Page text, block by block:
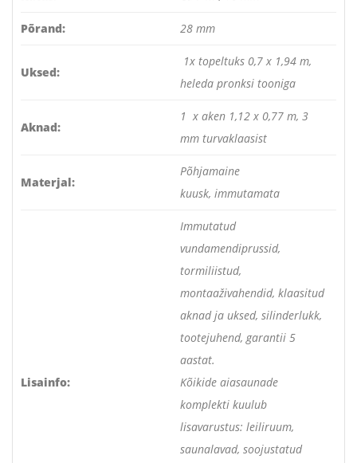
Põrand: 28 mm
Uksed:
1x topeltuks 0,7 x 1,94 m,
heleda pronksi tooniga
Aknad:
1 x aken 1,12 x 0,77 m, 3
mm turvaklaasist
Materjal:
Põhjamaine
kuusk, immutamata
Lisainfo:
Immutatud
vundamendiprussid,
tormiliistud,
montaaživahendid, klaasitud
aknad ja uksed, silinderlukk,
tootejuhend, garantii 5
aastat.
Kõikide aiasaunade
komplekti kuulub
lisavarustus: leiliruum,
saunalavad, soojustatud